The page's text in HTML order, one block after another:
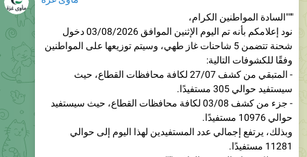
شحنة تتضمن 5 شاحنات غاز طهي، وسيتم توزيعها على المواطنين
وفقًا للكشوفات التالية:
- المتبقي من كشف 27/07 لكافة محافظات القطاع، حيث
سيستفيد حوالي 305 مستفيدًا.
- جزء من كشف 03/08 لكافة محافظات القطاع، حيث سيستفيد
حوالي 10976 مستفيدًا.
وبذلك، يرتفع إجمالي عدد المستفيدين لهذا اليوم إلى حوالي
11281 مستفيدًا.
نتمنى لكم دوام الصحة والعافية."""
203 17:12